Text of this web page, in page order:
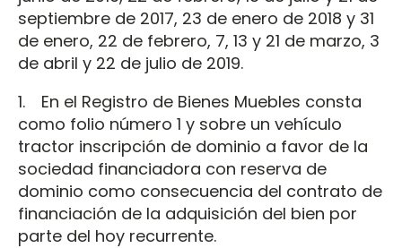
septiembre de 2017, 23 de enero de 2018 y 31
de enero, 22 de febrero, 7, 13 y 21 de marzo, 3
de abril y 22 de julio de 2019.
1. En el Registro de Bienes Muebles consta
como folio número 1 y sobre un vehículo
tractor inscripción de dominio a favor de la
sociedad financiadora con reserva de
dominio como consecuencia del contrato de
financiación de la adquisición del bien por
parte del hoy recurrente.